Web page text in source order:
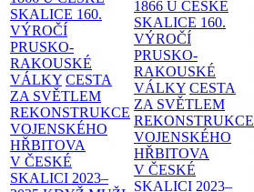
SKALICE 160.
VÝROČÍ
PRUSKO-
RAKOUSKÉ
VÁLKY CESTA
ZA SVĚTLEM
REKONSTRUKCE
VOJENSKÉHO
HŘBITOVA
V ČESKÉ
SKALICI 2023–
1866 U ČESKÉ
SKALICE 160.
VÝROČÍ
PRUSKO-
RAKOUSKÉ
VÁLKY CESTA
ZA SVĚTLEM
REKONSTRUKCE
VOJENSKÉHO
HŘBITOVA
V ČESKÉ
SKALICI 2023–